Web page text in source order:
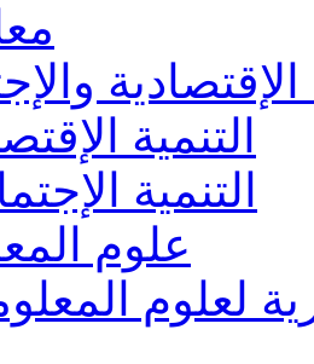
الإقتصادية
التنمية
التنمية
علوم
لعلوم